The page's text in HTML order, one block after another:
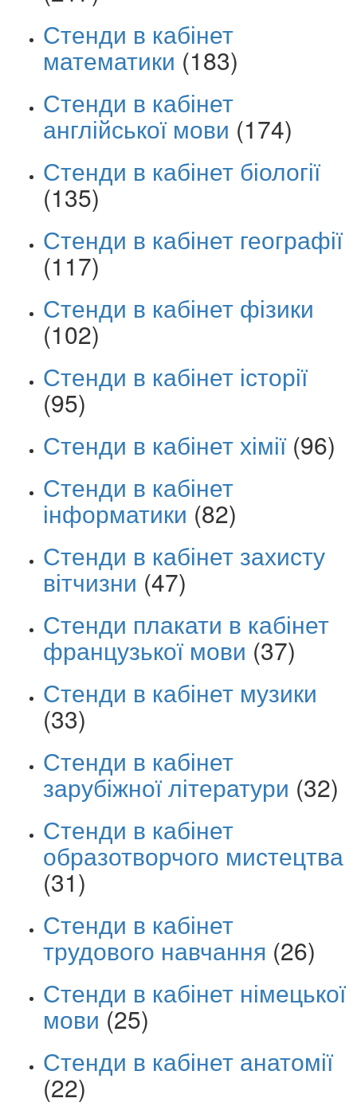
Стенди в кабінет
математики (183)
Стенди в кабінет
англійської мови (174)
Стенди в кабінет біології
(135)
Стенди в кабінет географії
(117)
Стенди в кабінет фізики
(102)
Стенди в кабінет історії
(95)
Стенди в кабінет хімії (96)
Стенди в кабінет
інформатики (82)
Стенди в кабінет захисту
вітчизни (47)
Стенди плакати в кабінет
французької мови (37)
Стенди в кабінет музики
(33)
Стенди в кабінет
зарубіжної літератури (32)
Стенди в кабінет
образотворчого мистецтва
(31)
Стенди в кабінет
трудового навчання (26)
Стенди в кабінет німецької
мови (25)
Стенди в кабінет анатомії
(22)